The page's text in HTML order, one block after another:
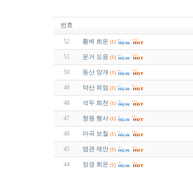
번호
52 황벽 희운 (1)
51 운거 도응 (1)
50 동산 양개 (1)
49 약산 유엄 (1)
48 석두 희천 (1)
47 청원 행사 (1)
46 마곡 보철 (1)
45 염관 제안 (1)
44 장경 회운 (1)